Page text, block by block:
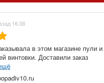
16:38
в этом магазине пули и
винтовки. Доставили заказ